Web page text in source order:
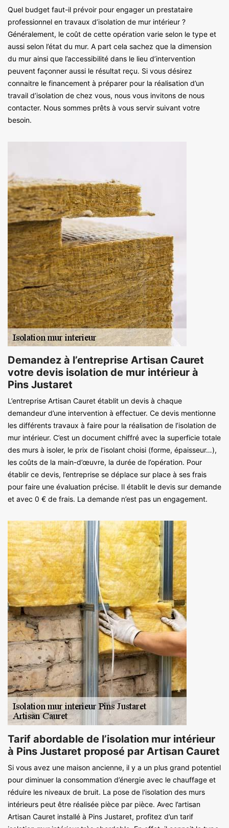
Quel budget faut-il prévoir pour engager un prestataire
professionnel en travaux d’isolation de mur intérieur ?
Généralement, le coût de cette opération varie selon le type et
aussi selon l’état du mur. A part cela sachez que la dimension
du mur ainsi que l’accessibilité dans le lieu d’intervention
peuvent façonner aussi le résultat reçu. Si vous désirez
connaitre le financement à préparer pour la réalisation d’un
travail d’isolation de chez vous, nous vous invitons de nous
contacter. Nous sommes prêts à vous servir suivant votre
besoin.
Demandez à l’entreprise Artisan Cauret
votre devis isolation de mur intérieur à
Pins Justaret
L’entreprise Artisan Cauret établit un devis à chaque
demandeur d’une intervention à effectuer. Ce devis mentionne
les différents travaux à faire pour la réalisation de l’isolation de
mur intérieur. C’est un document chiffré avec la superficie totale
des murs à isoler, le prix de l’isolant choisi (forme, épaisseur…),
les coûts de la main-d’œuvre, la durée de l’opération. Pour
établir ce devis, l’entreprise se déplace sur place à ses frais
pour faire une évaluation précise. Il établit le devis sur demande
et avec 0 € de frais. La demande n’est pas un engagement.
Tarif abordable de l’isolation mur intérieur
à Pins Justaret proposé par Artisan Cauret
Si vous avez une maison ancienne, il y a un plus grand potentiel
pour diminuer la consommation d’énergie avec le chauffage et
réduire les niveaux de bruit. La pose de l'isolation des murs
intérieurs peut être réalisée pièce par pièce. Avec l’artisan
Artisan Cauret installé à Pins Justaret, profitez d’un tarif